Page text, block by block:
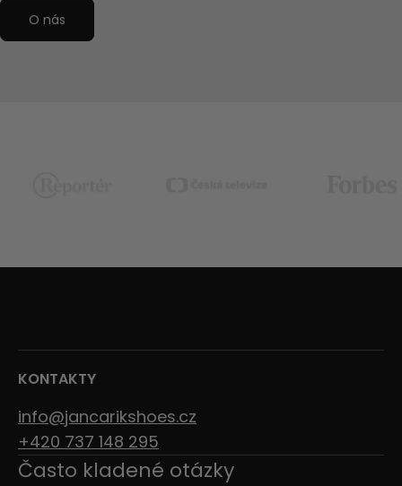
O nás
KONTAKTY
info@jancarikshoes.cz
+420 737 148 295
Často kladené otázky